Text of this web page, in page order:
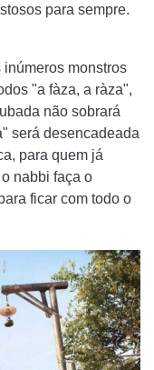
para sempre.
monstros
"a fàza, a ràza",
não sobrará
será desencadeada
para quem já
nabbi faça o
ficar com todo o